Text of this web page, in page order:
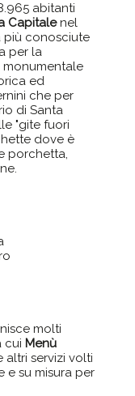
abitanti
Capitalenel
più conosciute
per la
ed
che per
di Santa
"gite fuori
dove è
porchetta,
molti
cui Menù
altri servizi volti
e su misura per